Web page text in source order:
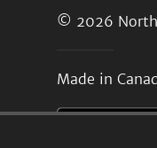
© 2026
Made in